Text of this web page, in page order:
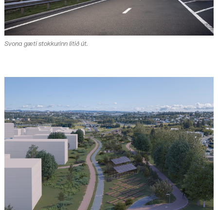
Svona gæti stokkurinn litið út.